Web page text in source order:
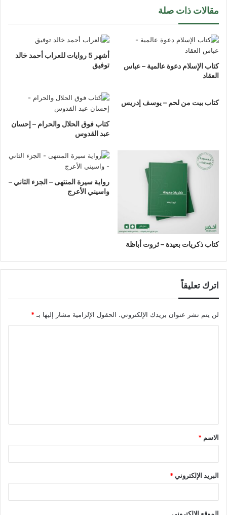
مقالات ذات صلة
كتاب الإسلام دعوة عالمية – عباس
العقاد
أشهر 5 روايات للعراب أحمد خالد
توفيق
كتاب بيت من لحم – يوسف إدريس
كتاب فوق الحلال والحرام – إحسان
عبد القدوس
كتاب ذكريات بعيدة – ثروت أباظة
رواية سيرة المنتهى – الجزء الثاني –
واسيني الأعرج
اترك تعليقاً
لن يتم نشر عنوان بريدك الإلكتروني. الحقول الإلزامية مشار إليها بـ*
ق
*
الاسم *
البريد الإلكتروني*